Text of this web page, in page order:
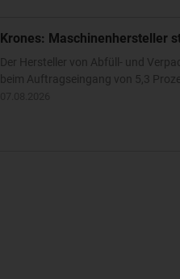
Krones: Maschinenhersteller
Der Hersteller von Abfüll- und
beim Auftragseingang von 5,3